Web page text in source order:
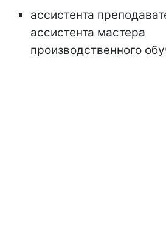
ассистента
ассистента мастера
производственного